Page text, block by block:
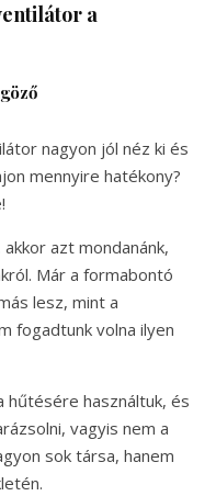
a
nagyon jól néz ki és
mennyire hatékony?
azt mondanánk,
Már a formabontó
lesz, mint a
fogadtunk volna ilyen
használtuk, és
vagyis nem a
sok társa, hanem